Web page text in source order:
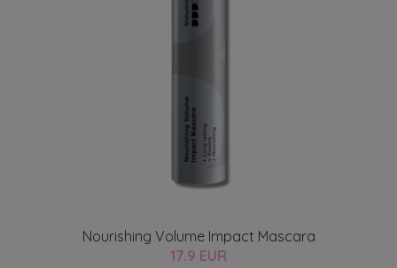
Nourishing Volume Impact Mascara
17.9 EUR